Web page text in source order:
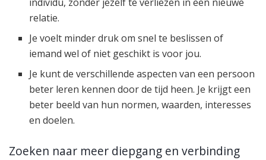
relatie.
Je voelt minder druk om snel te beslissen of
iemand wel of niet geschikt is voor jou.
Je kunt de verschillende aspecten van een persoon
beter leren kennen door de tijd heen. Je krijgt een
beter beeld van hun normen, waarden, interesses
en doelen.
Zoeken naar meer diepgang en verbinding